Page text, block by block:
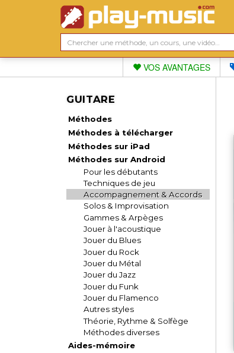
VOS AVANTAGES
GUITARE
Méthodes
Méthodes à télécharger
Méthodes sur iPad
Méthodes sur Android
Pour les débutants
Techniques de jeu
Accompagnement & Accords
Solos & Improvisation
Gammes & Arpèges
Jouer à l'acoustique
Jouer du Blues
Jouer du Rock
Jouer du Métal
Jouer du Jazz
Jouer du Funk
Jouer du Flamenco
Autres styles
Théorie, Rythme & Solfège
Méthodes diverses
Aides-mémoire